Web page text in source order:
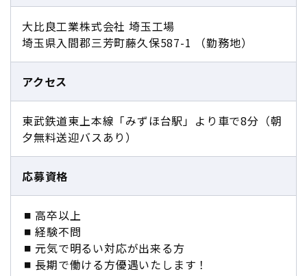
大比良工業株式会社 埼玉工場
埼玉県入間郡三芳町藤久保587-1 （勤務地）
アクセス
東武鉄道東上本線「みずほ台駅」より車で8分（朝
夕無料送迎バスあり）
応募資格
高卒以上
経験不問
元気で明るい対応が出来る方
長期で働ける方優遇いたします！